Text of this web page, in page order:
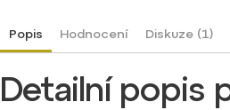
Popis Hodnocení Diskuze (1)
Detailní popis